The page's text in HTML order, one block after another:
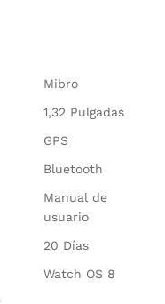
Mibro
1,32 Pulgadas
GPS
Bluetooth
Manual de
usuario
20 Días
Watch OS 8